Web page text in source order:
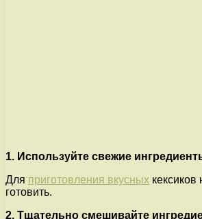
1. Используйте свежие
Для приготовления вкусных
готовить.
2. Тщательно смешивайте